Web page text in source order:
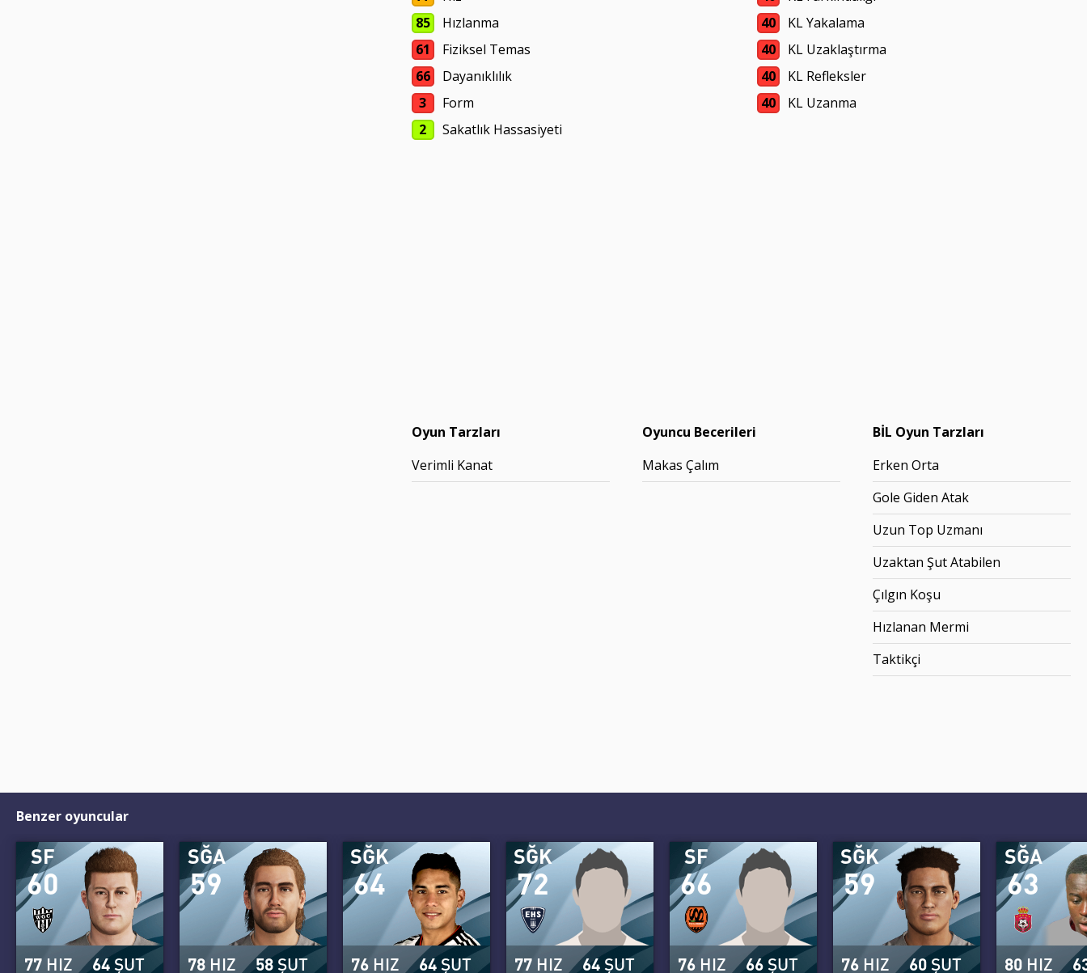
85
Hızlanma
61
Fiziksel Temas
66
Dayanıklılık
3
Form
2
Sakatlık Hassasiyeti
40
KL Yakalama
40
KL Uzaklaştırma
40
KL Refleksler
40
KL Uzanma
Oyun Tarzları
Verimli Kanat
Oyuncu Becerileri
Makas Çalım
BİL Oyun Tarzları
Erken Orta
Gole Giden Atak
Uzun Top Uzmanı
Uzaktan Şut Atabilen
Çılgın Koşu
Hızlanan Mermi
Taktikçi
Benzer oyuncular
60
SF
77 HIZ 64 ŞUT
59
SĞA
78 HIZ 58 ŞUT
64
SĞK
76 HIZ 64 ŞUT
72
SĞK
77 HIZ 64 ŞUT
66
SF
76 HIZ 66 ŞUT
59
SĞK
76 HIZ 60 ŞUT
63
SĞA
80 HIZ